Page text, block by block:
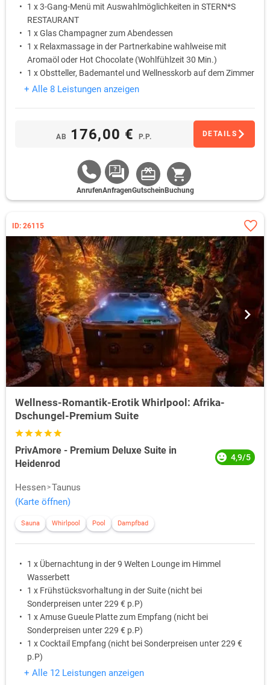
1 x 3-Gang-Menü mit Auswahlmöglichkeiten in STERN*S
RESTAURANT
1 x Glas Champagner zum Abendessen
1 x Relaxmassage in der Partnerkabine wahlweise mit
Aromaöl oder Hot Chocolate (Wohlfühlzeit 30 Min.)
1 x Obstteller, Bademantel und Wellnesskorb auf dem Zimmer
1 x Nutzung des STERN*S SPA
+ Alle 8 Leistungen anzeigen
AB 176,00 € P.P. DETAILS
AnrufenAnfragenGutschein Buchung
ID: 26115
Wellness-Romantik-Erotik Whirlpool: Afrika-
Dschungel-Premium Suite
PrivAmore - Premium Deluxe Suite in
Heidenrod
4,9/5
Hessen Taunus
(Karte öffnen)
Sauna Whirlpool Pool Dampfbad
1 x Übernachtung in der 9 Welten Lounge im Himmel
Wasserbett
1 x Frühstücksvorhaltung in der Suite (nicht bei
Sonderpreisen unter 229 € p.P)
1 x Amuse Gueule Platte zum Empfang (nicht bei
Sonderpreisen unter 229 € p.P)
1 x Cocktail Empfang (nicht bei Sonderpreisen unter 229 €
p.P)
1 x Private Nutzung der 240qm großzügigen Luxus-Suite
+ Alle 12 Leistungen anzeigen